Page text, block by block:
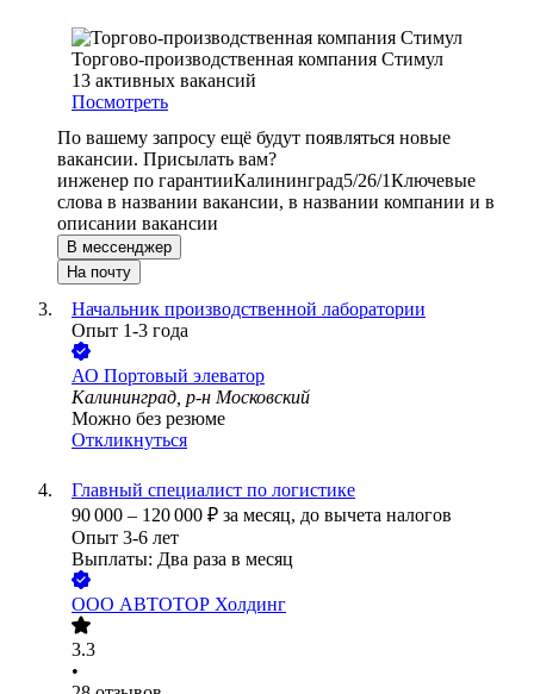
Торгово-производственная компания Стимул
13 активных вакансий
Посмотреть
По вашему запросу ещё будут появляться новые
вакансии. Присылать вам?
инженер по гарантииКалининград5/26/1Ключевые
слова в названии вакансии, в названии компании и в
описании вакансии
В мессенджер
На почту
Начальник производственной лаборатории
Опыт 1-3 года
АО Портовый элеватор
Калининград, р-н Московский
Можно без резюме
Откликнуться
Главный специалист по логистике
90 000 – 120 000 ₽ за месяц, до вычета налогов
Опыт 3-6 лет
Выплаты: Два раза в месяц
ООО АВТОТОР Холдинг
3.3
•